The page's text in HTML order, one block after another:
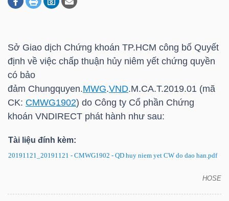
Sở Giao dịch Chứng khoán TP.HCM công bố Quyết
định về việc chấp thuận hủy niêm yết chứng quyền
có bảo
đảm Chungquyen.MWG.VND.M.CA.T.2019.01 (mã
CK: CMWG1902) do Công ty Cổ phần Chứng
khoán VNDIRECT phát hành như sau:
Tài liệu đính kèm:
20191121_20191121 - CMWG1902 - QD huy niem yet CW do dao han.pdf
HOSE
DOANH
TÀI
CHÍNH